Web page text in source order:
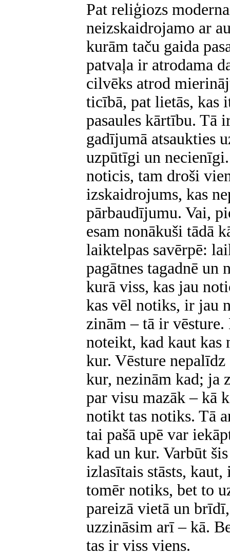
Pat reliģiozs
neizskaidrojamo ar
kurām taču gaida
patvaļa ir atrodama
cilvēks atrod
ticībā, pat lietās, kas
pasaules kārtību. Tā
gadījumā atsaukties
uzpūtīgi un
noticis, tam droši
izskaidrojums, kas
pārbaudījumu. Vai,
esam nonākuši tādā
laiktelpas savērpē:
pagātnes tagadnē un
kurā viss, kas jau
kas vēl notiks, ir jau
zinām – tā ir
noteikt, kad kaut kas
kur. Vēsture
kur, nezinām kad; ja
par visu mazāk – kā
notikt tas notiks. Tā
tai pašā upē var
kad un kur. Varbūt
izlasītais stāsts,
tomēr notiks, bet to
pareizā vietā un
uzzināsim arī – kā.
tas ir viss viens.